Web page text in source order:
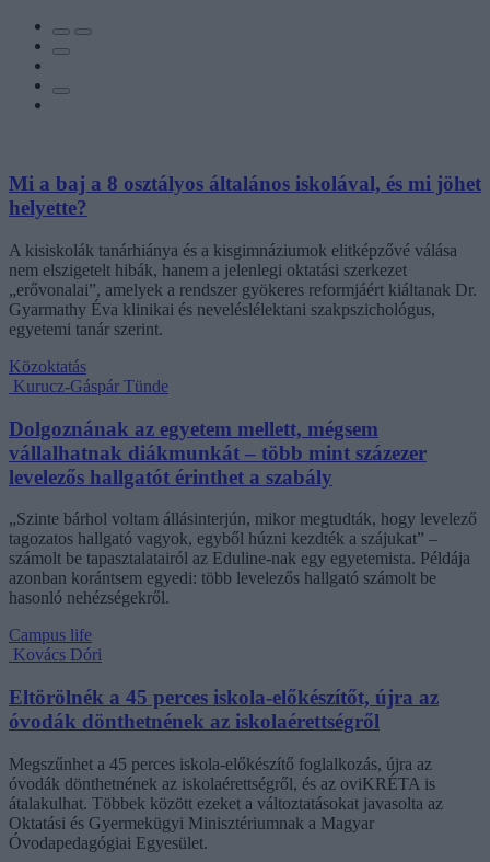
Mi a baj a 8 osztályos általános iskolával, és mi jöhet
helyette?
A kisiskolák tanárhiánya és a kisgimnáziumok elitképzővé válása
nem elszigetelt hibák, hanem a jelenlegi oktatási szerkezet
„erővonalai”, amelyek a rendszer gyökeres reformjáért kiáltanak Dr.
Gyarmathy Éva klinikai és neveléslélektani szakpszichológus,
egyetemi tanár szerint.
Közoktatás
Kurucz-Gáspár Tünde
Dolgoznának az egyetem mellett, mégsem
vállalhatnak diákmunkát – több mint százezer
levelezős hallgatót érinthet a szabály
„Szinte bárhol voltam állásinterjún, mikor megtudták, hogy levelező
tagozatos hallgató vagyok, egyből húzni kezdték a szájukat” –
számolt be tapasztalatairól az Eduline-nak egy egyetemista. Példája
azonban korántsem egyedi: több levelezős hallgató számolt be
hasonló nehézségekről.
Campus life
Kovács Dóri
Eltörölnék a 45 perces iskola-előkészítőt, újra az
óvodák dönthetnének az iskolaérettségről
Megszűnhet a 45 perces iskola-előkészítő foglalkozás, újra az
óvodák dönthetnének az iskolaérettségről, és az oviKRÉTA is
átalakulhat. Többek között ezeket a változtatásokat javasolta az
Oktatási és Gyermekügyi Minisztériumnak a Magyar
Óvodapedagógiai Egyesület.